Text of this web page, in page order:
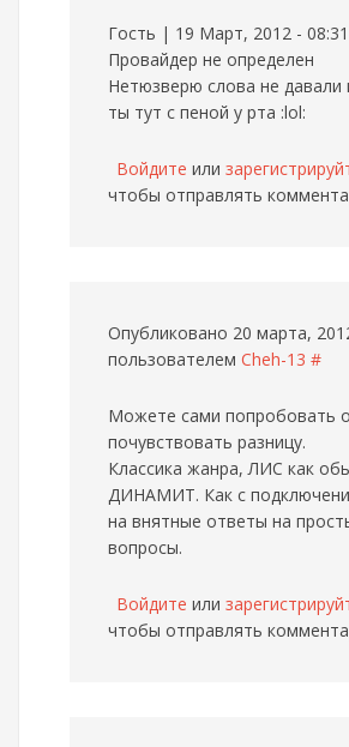
Гость | 19 Март, 2012 - 08:31
Провайдер не определен
Нетюзверю слова не давали
ты тут с пеной у рта :lol:
Войдите или
чтобы отправлять
Опубликовано 20 марта,
пользователем Cheh-13 #
Можете сами попробовать
почувствовать разницу.
Классика жанра, ЛИС как
ДИНАМИТ. Как с
на внятные ответы на
вопросы.
Войдите или
чтобы отправлять